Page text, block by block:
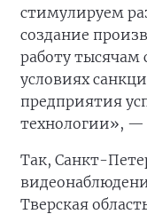
стимулируем
создание
работу тысячам
условиях
предприятия
технологии», —
Так, Санкт-
Тверская